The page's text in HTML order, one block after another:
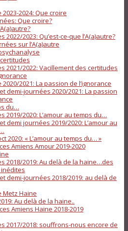
2023-2024: Que croire
Que croire?
2022/2023: Qu’est-ce-que l’A(a)autre?
sur l’A(a)autre
2021/2022: Vacillement des certitudes
2020/2021: La passion de l’ignorance
demi-journées 2020/2021: La passion
du…
2019/2020: L’amour au temps du…
demi journées 2019/2020: L’amour au
2020: « L’amour au temps du… »
Amiens Amour 2019-2020
2018/2019: Au delà de la haine…des
demi-journées 2018/2019: au delà de
Metz Haine
Au delà de la haine..
Amiens Haine 2018-2019
2017/2018: souffrons-nous encore de